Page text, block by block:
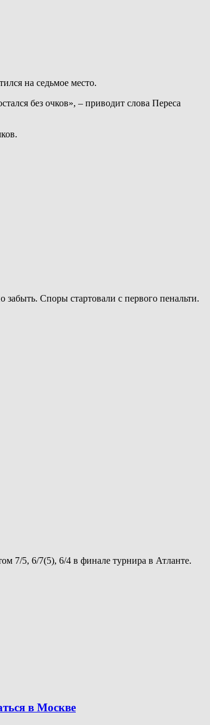
на седьмое место.
без очков», – приводит слова Переса
Споры стартовали с первого пенальти.
7/5, 6/7(5), 6/4 в финале турнира в Атланте.
в Москве